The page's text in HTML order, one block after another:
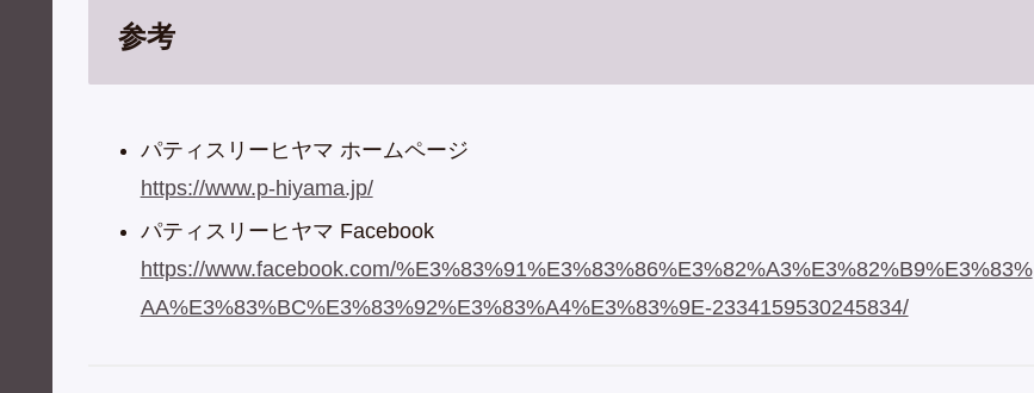
参考
パティスリーヒヤマ ホームページ
https://www.p-hiyama.jp/
パティスリーヒヤマ Facebook
https://www.facebook.com/%E3%83%91%E3%83%86%E3%82%A3%E3%82%B9%E3%83%
AA%E3%83%BC%E3%83%92%E3%83%A4%E3%83%9E-2334159530245834/